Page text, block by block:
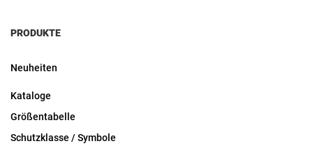
PRODUKTE
Neuheiten
Kataloge
Größentabelle
Schutzklasse / Symbole